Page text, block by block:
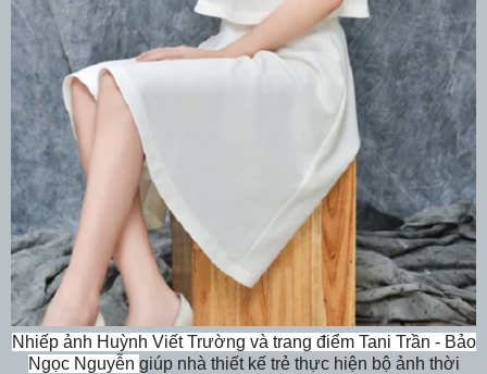
Nhiếp ảnh Huỳnh Viết Trường và trang điểm Tani Trần - Bảo
Ngọc Nguyễn giúp nhà thiết kế trẻ thực hiện bộ ảnh thời